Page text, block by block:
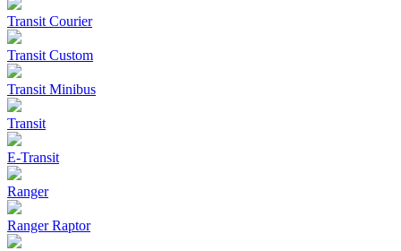
Transit Courier
Transit Custom
Transit Minibus
Transit
E-Transit
Ranger
Ranger Raptor